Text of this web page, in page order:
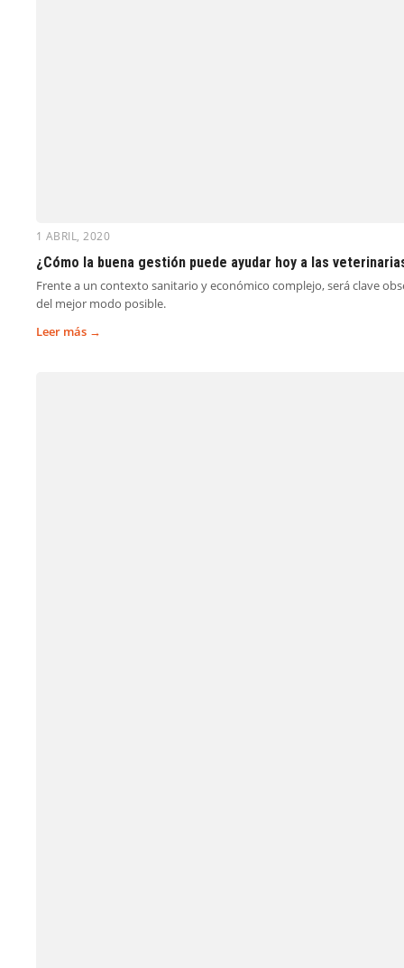
1 ABRIL, 2020
¿Cómo la buena gestión puede ayudar hoy a las
Frente a un contexto sanitario y económico complejo, será clave
del mejor modo posible.
Leer más →